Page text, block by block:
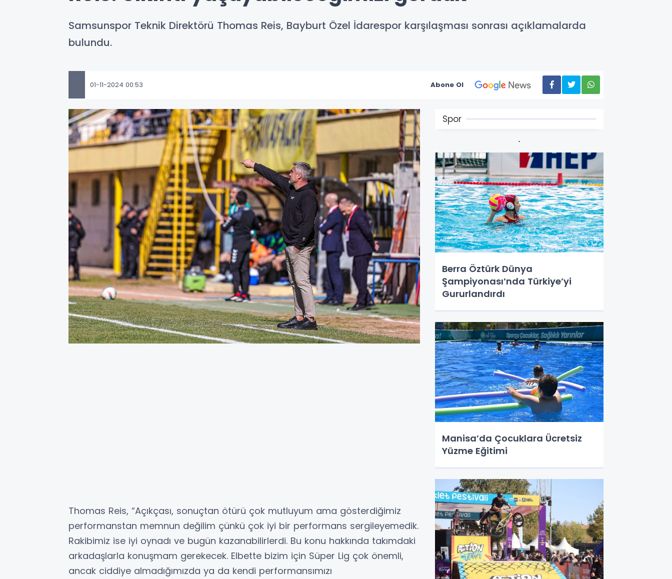
Samsunspor Teknik Direktörü Thomas Reis, Bayburt Özel İdarespor karşılaşması sonrası açıklamalarda
bulundu.
01-11-2024 00:53 Abone Ol
Thomas Reis, “Açıkçası, sonuçtan ötürü çok mutluyum ama gösterdiğimiz
performanstan memnun değilim çünkü çok iyi bir performans sergileyemedik.
Rakibimiz ise iyi oynadı ve bugün kazanabilirlerdi. Bu konu hakkında takımdaki
arkadaşlarla konuşmam gerekecek. Elbette bizim için Süper Lig çok önemli,
ancak ciddiye almadığımızda ya da kendi performansımızı
Spor
Berra Öztürk Dünya
Şampiyonası’nda Türkiye’yi
Gururlandırdı
Manisa’da Çocuklara Ücretsiz
Yüzme Eğitimi